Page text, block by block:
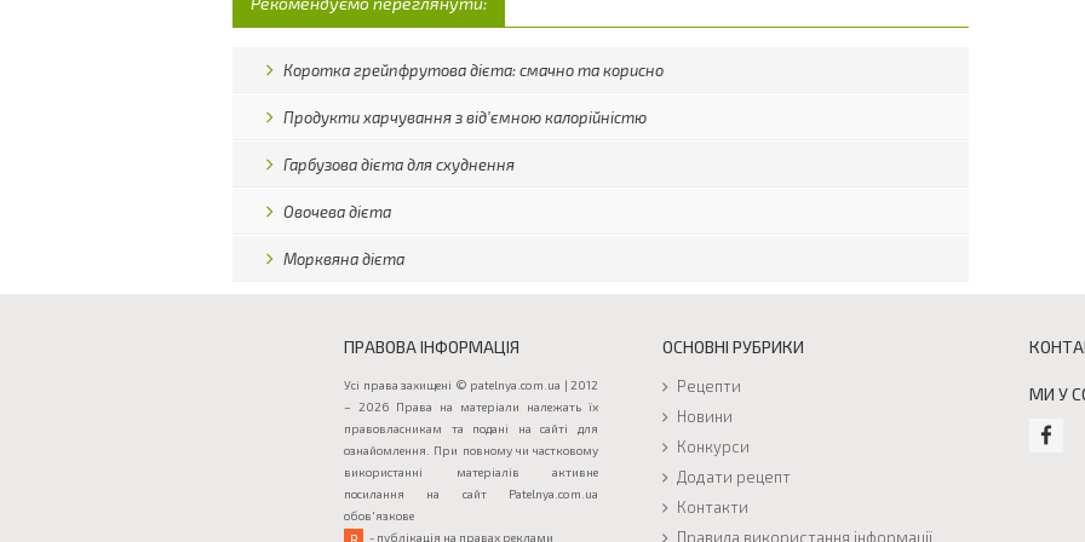
Коротка грейпфрутова дієта: смачно та корисно
Продукти харчування з від’ємною калорійністю
Гарбузова дієта для схуднення
Овочева дієта
Морквяна дієта
ПРАВОВА ІНФОРМАЦІЯ
Усі права захищені © patelnya.com.ua | 2012
– 2026 Права на матеріали належать їх
правовласникам та подані на сайті для
ознайомлення. При повному чи частковому
використанні матеріалів активне
посилання на сайт Patelnya.com.ua
обов'язкове
- публікація на правах реклами
ОСНОВНІ РУБРИКИ
Рецепти
Новини
Конкурси
Додати рецепт
Контакти
Правила використання інформації
МИ У